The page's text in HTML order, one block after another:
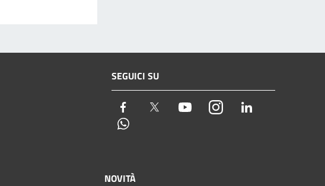
SEGUICI SU
Facebook Twitter YoutubeInstagram
NOVITÀ